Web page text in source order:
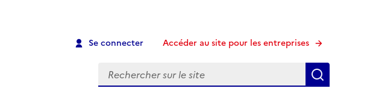
Se connecter Accéder au site pour les entreprises
Recherche